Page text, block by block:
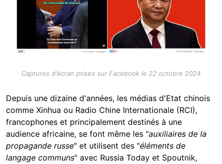
Captures d'écran prises sur Facebook le 22 octobre 2024
Depuis une dizaine d'années, les médias d'Etat chinois
comme Xinhua ou Radio Chine Internationale (RCI),
francophones et principalement destinés à une
audience africaine, se font même les "auxiliaires de la
propagande russe" et utilisent des "éléments de
langage communs" avec Russia Today et Spoutnik,